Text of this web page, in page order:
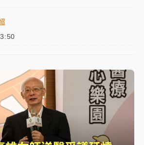
颱白海豚雨彈轟3天 「紅到發紫」降
E宿新北打卡趣」！抽獎程序複雜 觀
增加董事人數！辜仲諒向法院聲請遭
展第2檔！今線上預約開賣一度塞車